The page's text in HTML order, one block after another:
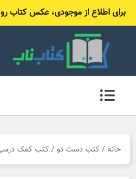
برای اطلاع از موجودی، عکس کتاب رو به ۰۹۱۹۹۸۱۴۷۹۶ (بله یا ایتا)
خانه / کتب دست دو / کتب کمک